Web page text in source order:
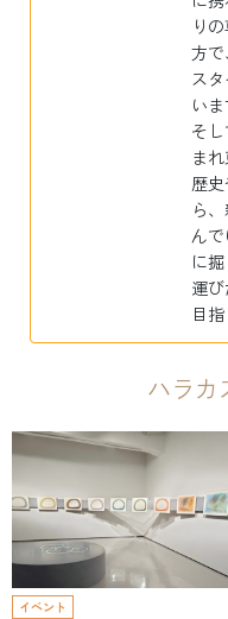
り
方
ス
い
そ
ま
歴
ら
ん
に
運
目
ハラカ
イベント